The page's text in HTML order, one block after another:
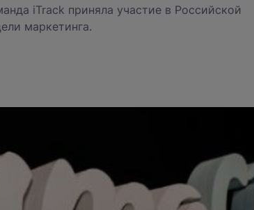
iTrack приняла участие в Российской
маркетинга.